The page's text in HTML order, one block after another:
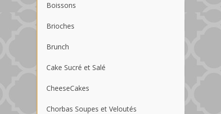
Boissons
Brioches
Brunch
Cake Sucré et Salé
CheeseCakes
Chorbas Soupes et Veloutés